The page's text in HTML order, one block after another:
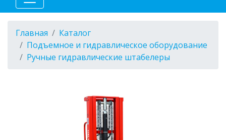
Главная
Каталог
Подъемное и гидравлическое оборудование
Ручные гидравлические штабелеры